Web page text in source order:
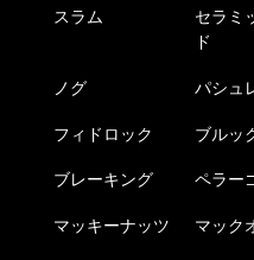
スラム
セラミ
ド
ノグ パシュ
フィドロック ブルッ
ブレーキング ペラー
マッキーナッツ マック